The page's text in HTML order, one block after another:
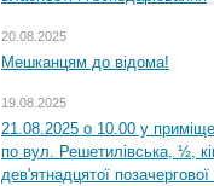
20.08.2025
Мешканцям до відома!
19.08.2025
21.08.2025 о 10.00 у
по вул. Решетилівська, ½,
дев'ятнадцятої